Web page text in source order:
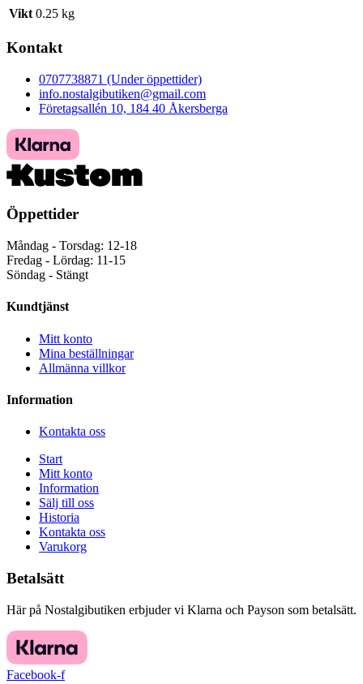
Vikt 0.25 kg
Kontakt
0707738871 (Under öppettider)
info.nostalgibutiken@gmail.com
Företagsallén 10, 184 40 Åkersberga
Öppettider
Måndag - Torsdag: 12-18
Fredag - Lördag: 11-15
Söndag - Stängt
Kundtjänst
Mitt konto
Mina beställningar
Allmänna villkor
Information
Kontakta oss
Start
Mitt konto
Information
Sälj till oss
Historia
Kontakta oss
Varukorg
Betalsätt
Här på Nostalgibutiken erbjuder vi Klarna och Payson som betalsätt.
Facebook-f